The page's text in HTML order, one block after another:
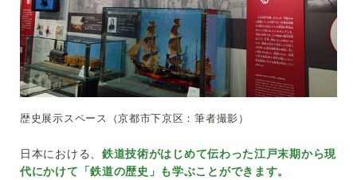
歴史展示スペース（京都市下京区：筆者撮影）
日本における、 鉄道技術がはじめて伝わった江戸末期から現
代にかけて「鉄道の歴史」も学ぶことができます。